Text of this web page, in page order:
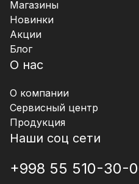
Магазины
Новинки
Акции
Блог
О нас
О компании
Сервисный центр
Продукция
Наши соц сети
+998 55 510-30-